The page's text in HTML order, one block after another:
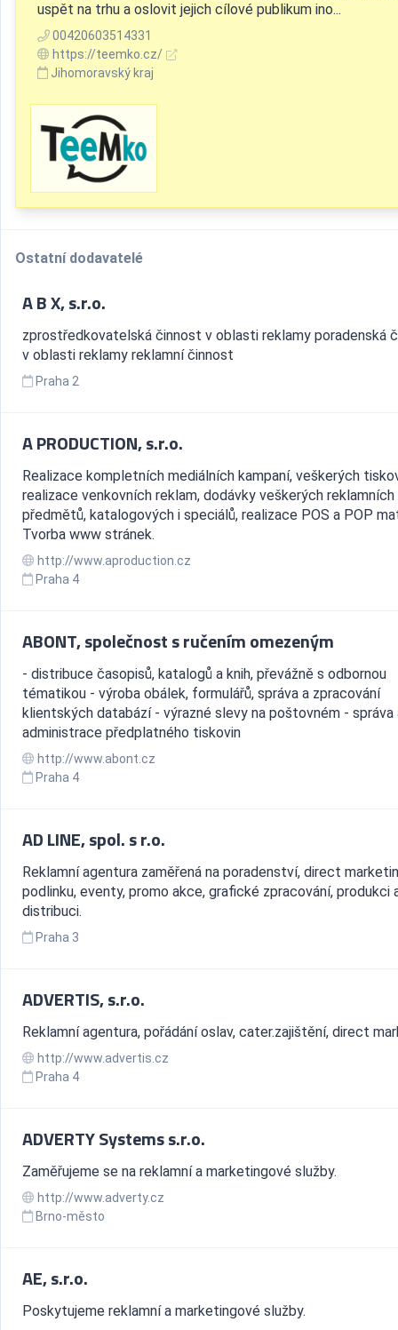
uspět na trhu a oslovit jejich cílové publikum ino...
00420603514331
https://teemko.cz/
Jihomoravský kraj
Ostatní dodavatelé
A B X, s.r.o.
zprostředkovatelská činnost v oblasti reklamy poradenská
v oblasti reklamy reklamní činnost
Praha 2
A PRODUCTION, s.r.o.
Realizace kompletních mediálních kampaní, veškerých
realizace venkovních reklam, dodávky veškerých reklamních
předmětů, katalogových i speciálů, realizace POS a POP
Tvorba www stránek.
http://www.aproduction.cz
Praha 4
ABONT, společnost s ručením omezeným
- distribuce časopisů, katalogů a knih, převážně s odbornou
tématikou - výroba obálek, formulářů, správa a zpracování
klientských databází - výrazné slevy na poštovném - správa
administrace předplatného tiskovin
http://www.abont.cz
Praha 4
AD LINE, spol. s r.o.
Reklamní agentura zaměřená na poradenství, direct
podlinku, eventy, promo akce, grafické zpracování, produkci
distribuci.
Praha 3
ADVERTIS, s.r.o.
Reklamní agentura, pořádání oslav, cater.zajištění, direct
http://www.advertis.cz
Praha 4
ADVERTY Systems s.r.o.
Zaměřujeme se na reklamní a marketingové služby.
http://www.adverty.cz
Brno-město
AE, s.r.o.
Poskytujeme reklamní a marketingové služby.